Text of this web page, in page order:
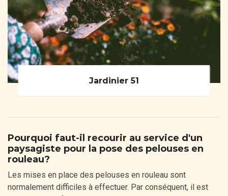
Jardinier 51
Pourquoi faut-il recourir au service d'un
paysagiste pour la pose des pelouses en
rouleau?
Les mises en place des pelouses en rouleau sont
normalement difficiles à effectuer. Par conséquent, il est